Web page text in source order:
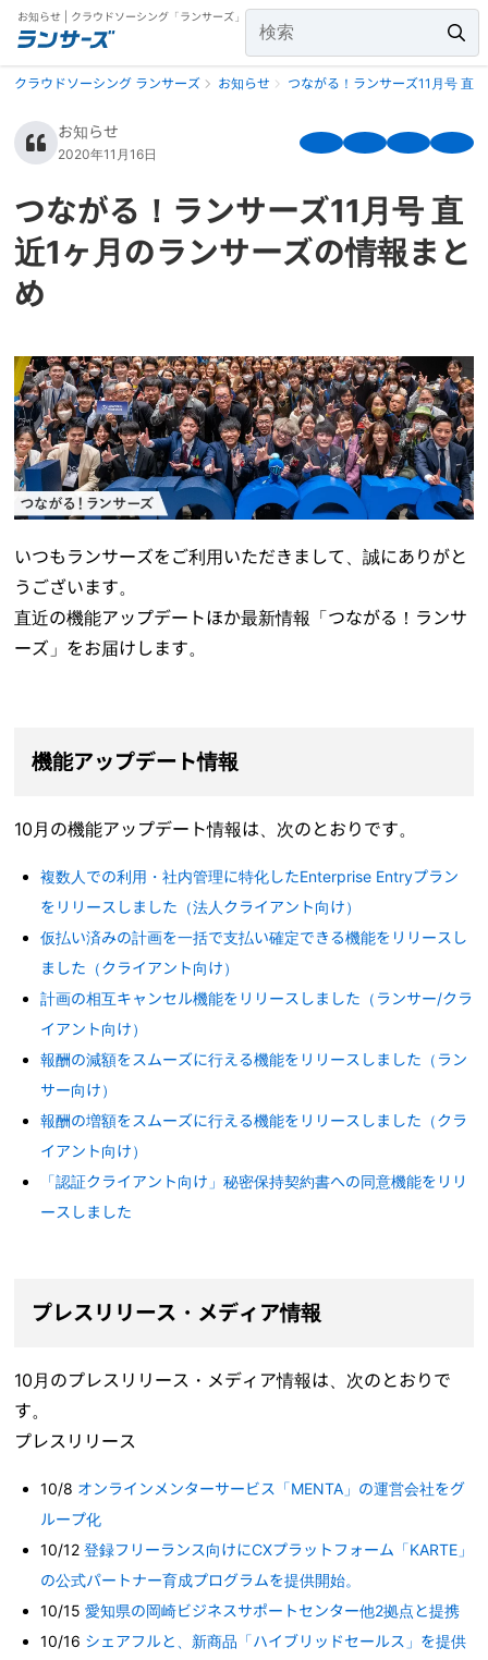
お知らせ | クラウドソーシング「ランサーズ」
クラウドソーシング ランサーズ お知らせ つながる！ランサーズ11月号 直
お知らせ
2020年11月16日
つながる！ランサーズ11月号 直
近1ヶ月のランサーズの情報まと
め
いつもランサーズをご利用いただきまして、誠にありがと
うございます。
直近の機能アップデートほか最新情報「つながる！ランサ
ーズ」をお届けします。
機能アップデート情報
10月の機能アップデート情報は、次のとおりです。
複数人での利用・社内管理に特化したEnterprise Entryプラン
をリリースしました（法人クライアント向け）
仮払い済みの計画を一括で支払い確定できる機能をリリースし
ました（クライアント向け）
計画の相互キャンセル機能をリリースしました（ランサー/クラ
イアント向け）
報酬の減額をスムーズに行える機能をリリースしました（ラン
サー向け）
報酬の増額をスムーズに行える機能をリリースしました（クラ
イアント向け）
「認証クライアント向け」秘密保持契約書への同意機能をリリ
ースしました
プレスリリース・メディア情報
10月のプレスリリース・メディア情報は、次のとおりで
す。
プレスリリース
10/8 オンラインメンターサービス「MENTA」の運営会社をグ
ループ化
10/12登録フリーランス向けにCXプラットフォーム「KARTE」
の公式パートナー育成プログラムを提供開始。
10/15愛知県の岡崎ビジネスサポートセンター他2拠点と提携
10/16 シェアフルと、新商品「ハイブリッドセールス」を提供